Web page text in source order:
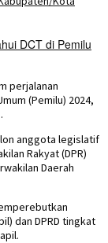
DCT di Pemilu
perjalanan
(Pemilu) 2024,
anggota legislatif
Rakyat (DPR)
Daerah
dan DPRD tingkat